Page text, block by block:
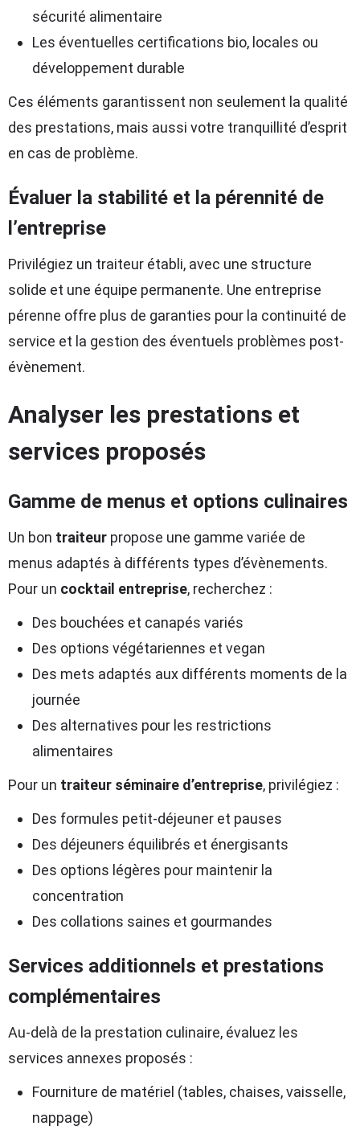
sécurité alimentaire
Les éventuelles certifications bio, locales ou
développement durable
Ces éléments garantissent non seulement la qualité
des prestations, mais aussi votre tranquillité d’esprit
en cas de problème.
Évaluer la stabilité et la pérennité de
l’entreprise
Privilégiez un traiteur établi, avec une structure
solide et une équipe permanente. Une entreprise
pérenne offre plus de garanties pour la continuité de
service et la gestion des éventuels problèmes post-
évènement.
Analyser les prestations et
services proposés
Gamme de menus et options culinaires
Un bon traiteur propose une gamme variée de
menus adaptés à différents types d’évènements.
Pour un cocktail entreprise, recherchez :
Des bouchées et canapés variés
Des options végétariennes et vegan
Des mets adaptés aux différents moments de la
journée
Des alternatives pour les restrictions
alimentaires
Pour un traiteur séminaire d’entreprise, privilégiez :
Des formules petit-déjeuner et pauses
Des déjeuners équilibrés et énergisants
Des options légères pour maintenir la
concentration
Des collations saines et gourmandes
Services additionnels et prestations
complémentaires
Au-delà de la prestation culinaire, évaluez les
services annexes proposés :
Fourniture de matériel (tables, chaises, vaisselle,
nappage)